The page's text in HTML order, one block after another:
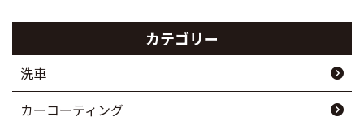
カテゴリー
洗車
カーコーティング